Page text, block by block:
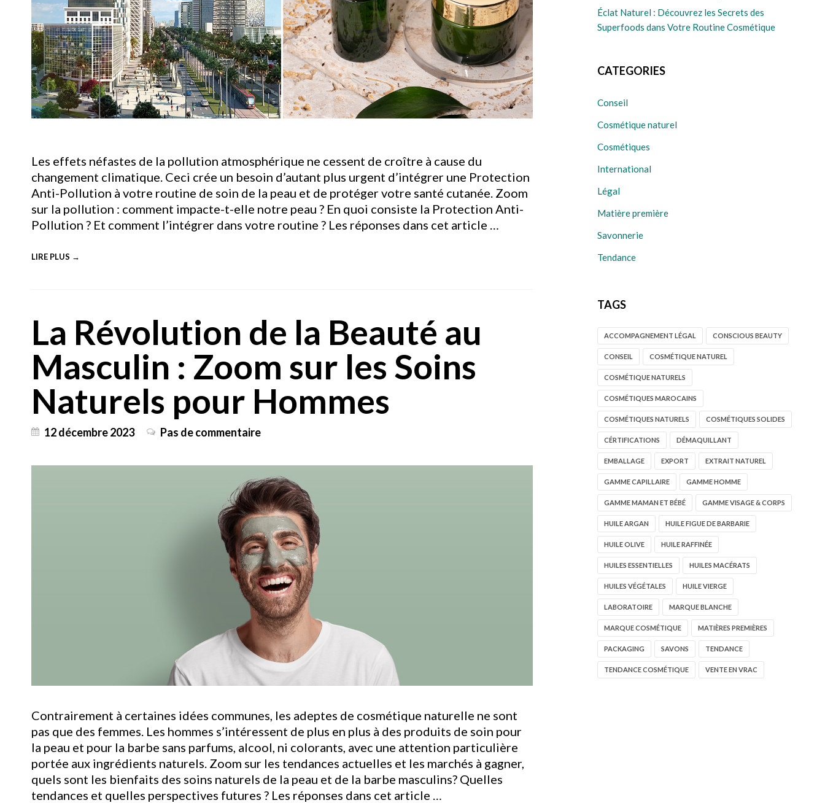
Les effets néfastes de la pollution atmosphérique ne cessent de croître à cause du
changement climatique. Ceci crée un besoin d’autant plus urgent d’intégrer une Protection
Anti-Pollution à votre routine de soin de la peau et de protéger votre santé cutanée. Zoom
sur la pollution : comment impacte-t-elle notre peau ? En quoi consiste la Protection Anti-
Pollution ? Et comment l’intégrer dans votre routine ? Les réponses dans cet article …
LIRE PLUS →
La Révolution de la Beauté au
Masculin : Zoom sur les Soins
Naturels pour Hommes
12 décembre 2023 Pas de commentaire
Contrairement à certaines idées communes, les adeptes de cosmétique naturelle ne sont
pas que des femmes. Les hommes s’intéressent de plus en plus à des produits de soin pour
la peau et pour la barbe sans parfums, alcool, ni colorants, avec une attention particulière
portée aux ingrédients naturels. Zoom sur les tendances actuelles et les marchés à gagner,
quels sont les bienfaits des soins naturels de la peau et de la barbe masculins? Quelles
tendances et quelles perspectives futures ? Les réponses dans cet article …
Éclat Naturel : Découvrez les Secrets des
Superfoods dans Votre Routine Cosmétique
CATEGORIES
Conseil
Cosmétique naturel
Cosmétiques
International
Légal
Matière première
Savonnerie
Tendance
TAGS
ACCOMPAGNEMENT LÉGAL CONSCIOUS BEAUTY
CONSEIL COSMÉTIQUE NATUREL
COSMÉTIQUE NATURELS
COSMÉTIQUES MAROCAINS
COSMÉTIQUES NATURELS COSMÉTIQUES SOLIDES
CÉRTIFICATIONS DÉMAQUILLANT
EMBALLAGE EXPORT EXTRAIT NATUREL
GAMME CAPILLAIRE GAMME HOMME
GAMME MAMAN ET BÉBÉ GAMME VISAGE & CORPS
HUILE ARGAN HUILE FIGUE DE BARBARIE
HUILE OLIVE HUILE RAFFINÉE
HUILES ESSENTIELLES HUILES MACÉRATS
HUILES VÉGÉTALES HUILE VIERGE
LABORATOIRE MARQUE BLANCHE
MARQUE COSMÉTIQUE MATIÈRES PREMIÈRES
PACKAGING SAVONS TENDANCE
TENDANCE COSMÉTIQUE VENTE EN VRAC